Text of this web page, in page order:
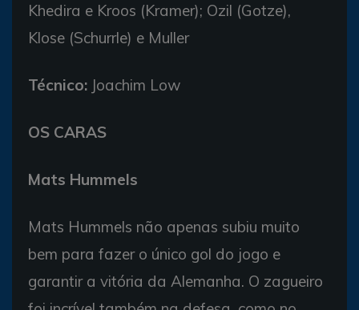
Khedira e Kroos (Kramer); Ozil (Gotze),
Klose (Schurrle) e Muller
Técnico: Joachim Low
OS CARAS
Mats Hummels
Mats Hummels não apenas subiu muito
bem para fazer o único gol do jogo e
garantir a vitória da Alemanha. O zagueiro